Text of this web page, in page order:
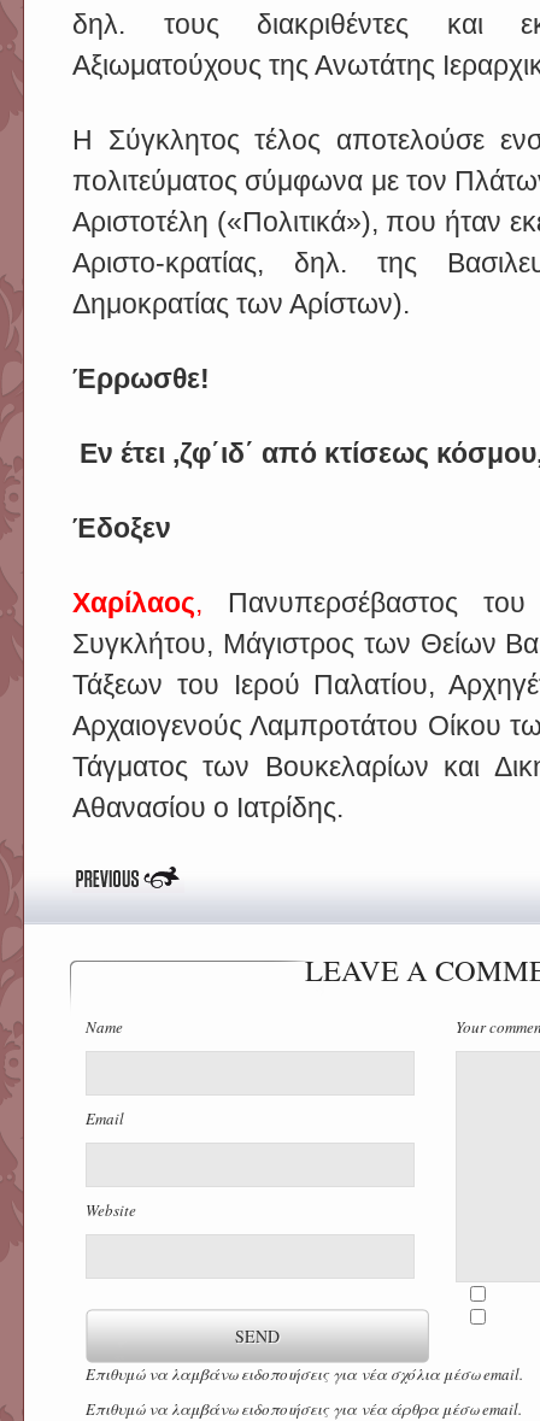
δηλ. τους διακριθέντες και
Αξιωματούχους της Ανωτάτης
Η Σύγκλητος τέλος αποτελούσε
πολιτεύματος σύμφωνα με τον
Αριστοτέλη («Πολιτικά»), που ήταν
Αριστο-κρατίας, δηλ. της
Δημοκρατίας των Αρίστων).
Έρρωσθε!
Εν έτει ,ζφ΄ιδ΄ από κτίσεως
Έδοξεν
Χαρίλαος, Πανυπερσέβαστος του
Συγκλήτου, Μάγιστρος των Θείων
Τάξεων του Ιερού Παλατίου,
Αρχαιογενούς Λαμπροτάτου Οίκου
Τάγματος των Βουκελαρίων και
Αθανασίου ο Ιατρίδης.
LEAVE A
Name
Email
Website
Your
Επιθυμώ να λαμβάνω ειδοποιήσεις για νέα σχόλια μέσω email.
Επιθυμώ να λαμβάνω ειδοποιήσεις για νέα άρθρα μέσω email.